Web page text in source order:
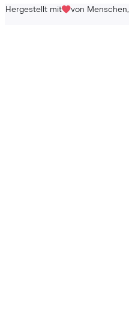
Hergestellt mit von